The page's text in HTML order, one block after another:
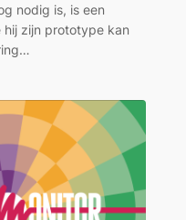
nodig is, is een
zijn prototype kan